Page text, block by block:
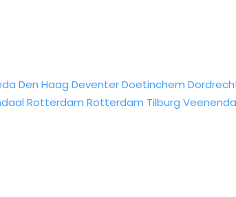
Den Haag DeventerDoetinchem
Rotterdam Rotterdam Tilburg